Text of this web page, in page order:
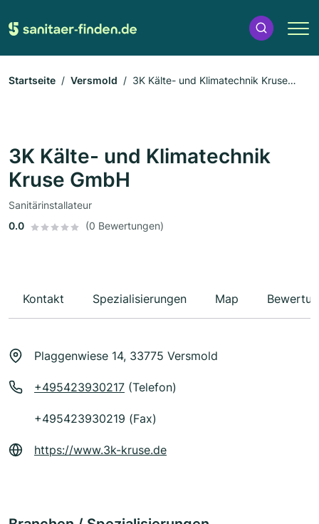
Startseite Versmold
3K Kälte- und Klimatechnik Kruse
3K Kälte- und Klimatechnik
Kruse GmbH
Sanitärinstallateur
0.0
(0 Bewertungen)
Kontakt Spezialisierungen Map
Plaggenwiese 14, 33775 Versmold
+495423930217 (Telefon)
+495423930219 (Fax)
https://www.3k-kruse.de